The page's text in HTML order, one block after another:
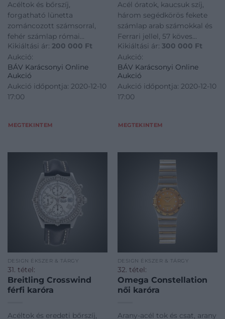
Acéltok és bőrszíj,
forgatható lünetta
zománcozott számsorral,
fehér számlap római
számokkal, vízálló tok
zafírüveggel, 21 köves
automata szerkezet (Eta
2892A2).Jelzett: Longines
Hour Angle Watch,
referenciaszám: L26014,
Kikiáltási ár: 200 000 Ft
Aukció:
BÁV Karácsonyi Online
Aukció
Aukció időpontja: 2020-12-10
17:00
MEGTEKINTEM
Acél óratok, kaucsuk szíj,
három segédkörös fekete
számlap arab számokkal és
Ferrari jellel, 57 köves
stopperes automata
szerkezet (2280-731). A
széria, a Girard Perregaux és
a Ferrari együttműködése
alatt készült a 90-es
években. Jelzett: Girard-
Kikiáltási ár: 300 000 Ft
Aukció:
BÁV Karácsonyi Online
Aukció
Aukció időpontja: 2020-12-10
17:00
MEGTEKINTEM
DESIGN ÉKSZER & TÁRGY
31. tétel:
Breitling Crosswind
férfi karóra
Acéltok és eredeti bőrszíj,
DESIGN ÉKSZER & TÁRGY
32. tétel:
Omega Constellation
női karóra
Arany-acél tok és csat, arany